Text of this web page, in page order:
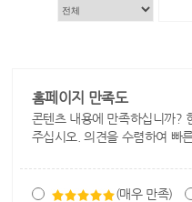
홈페이지 만족도
콘텐츠 내용에 만족하십니까?
주십시오. 의견을 수렴하여 빠
(매우 만족)